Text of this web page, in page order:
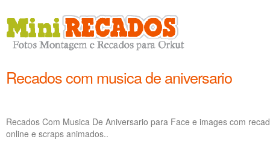
Recados com musica de aniversario
Recados Com Musica De Aniversario para Face e images com
online e scraps animados..